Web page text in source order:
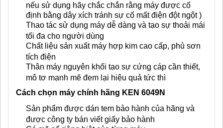
nếu sử dụng hãy chắc chắn rằng máy được cố
định bằng dây xích tránh sự cố mất điện đột ngột )
Thao tác sử dụng máy dễ dàng và tạo sự thoải mái
tối đa cho người dùng
Chất liệu sản xuất máy hợp kim cao cấp, phủ sơn
tích điện
Thân máy nguyên khối tạo sự cứng cáp cần thiết,
mô tơ mạnh mẽ đem lại hiệu quả tức thì
Cách chọn máy chính hãng KEN 6049N
Sản phẩm được dán tem bảo hành của hãng và
được công ty bán viết giấy bảo hành